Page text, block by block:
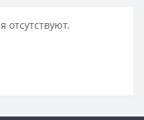
отсутствуют.